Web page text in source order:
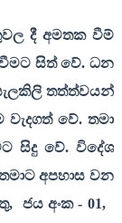
දී අමතක වීම්
සිත් වේ. ධන
තත්ත්වයන්
වේ. තමා
සිදු වේ. විදේශ
අපහාස වන
, ජය අංක - 01,